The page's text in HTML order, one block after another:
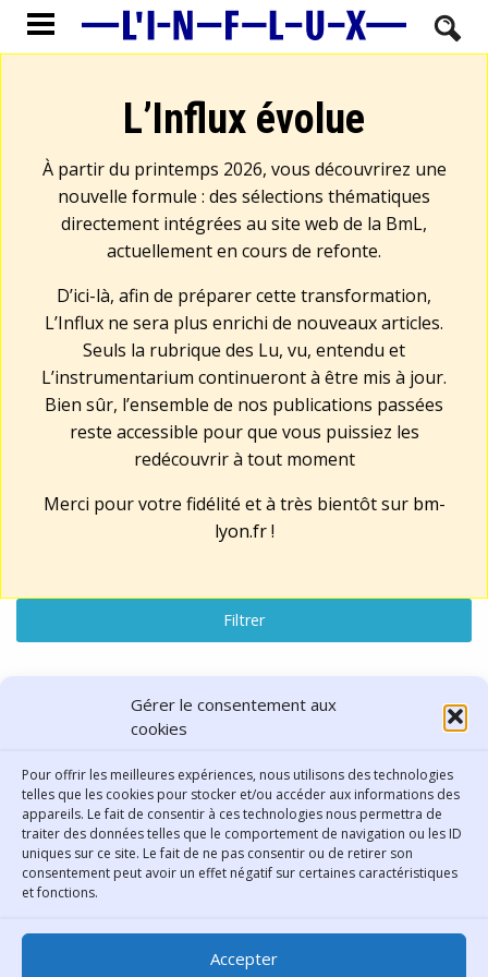
Gérer le consentement aux
cookies
Pour offrir les meilleures expériences, nous utilisons des technologies
telles que les cookies pour stocker et/ou accéder aux informations des
appareils. Le fait de consentir à ces technologies nous permettra de
traiter des données telles que le comportement de navigation ou les ID
uniques sur ce site. Le fait de ne pas consentir ou de retirer son
consentement peut avoir un effet négatif sur certaines caractéristiques
et fonctions.
Accepter
L’Influx évolue
À partir du printemps 2026, vous découvrirez une
nouvelle formule : des sélections thématiques
directement intégrées au site web de la BmL,
actuellement en cours de refonte.
D’ici-là, afin de préparer cette transformation,
L’Influx ne sera plus enrichi de nouveaux articles.
Seuls la rubrique des Lu, vu, entendu et
L’instrumentarium continueront à être mis à jour.
Bien sûr, l’ensemble de nos publications passées
reste accessible pour que vous puissiez les
redécouvrir à tout moment
Merci pour votre fidélité et à très bientôt sur bm-
lyon.fr!
Filtrer
Lu, vu, entendu
résultats : "Amériques"
Réinitialiser la recherche
Bibliothèque municipale de